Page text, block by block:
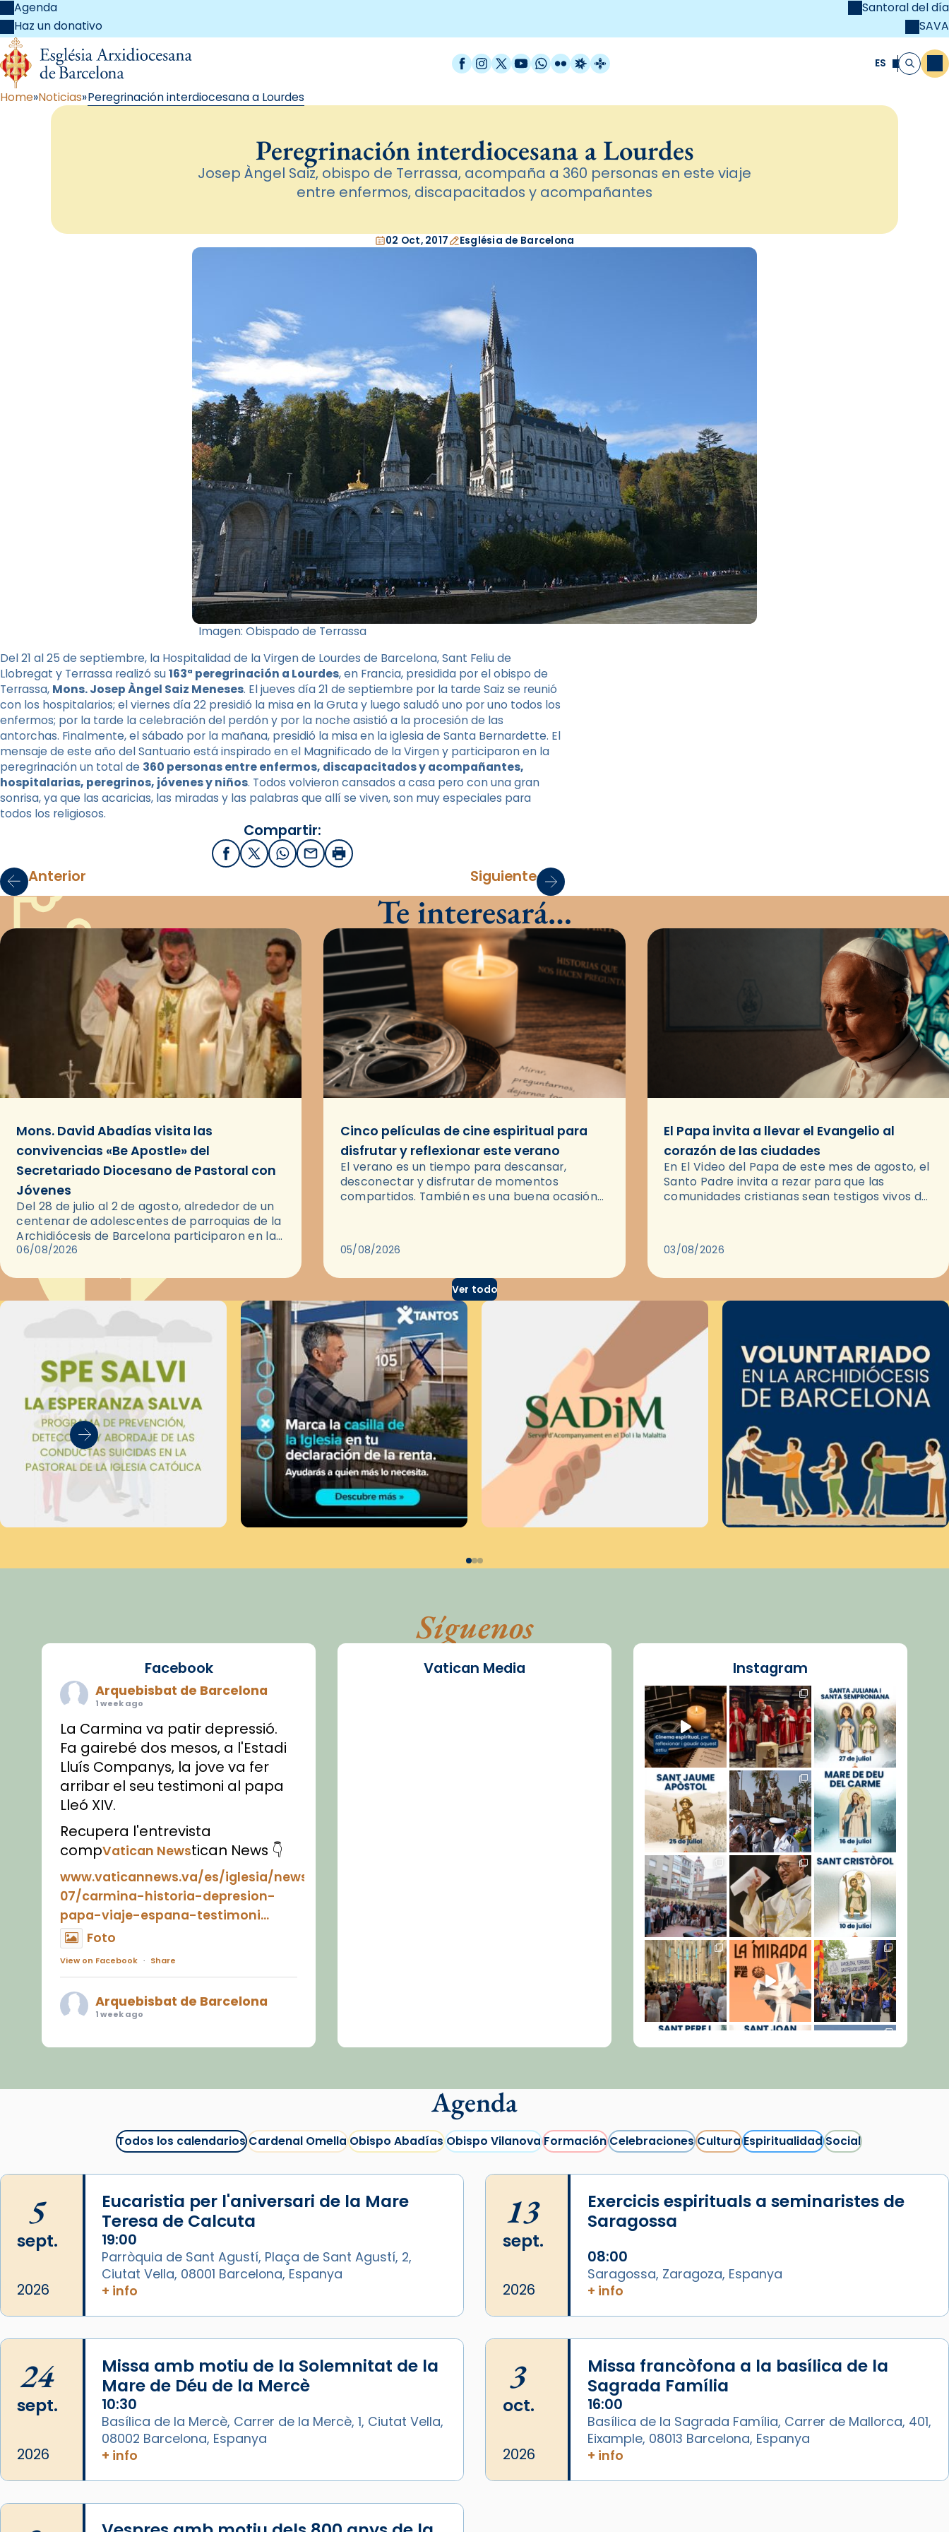
Agenda
Haz un donativo
Santoral del día
SAVA
Facebook
Instagram
X / Twitter
YouTube
WhatsApp
FlickrRadio Estel
Catalunya Cristiana ES Buscar
Home Noticias Peregrinación interdiocesana a Lourdes
Peregrinación interdiocesana a Lourdes
Josep Àngel Saiz, obispo de Terrassa, acompaña a 360 personas en este viaje
entre enfermos, discapacitados y acompañantes
02 Oct, 2017 Església de Barcelona
Imagen: Obispado de Terrassa
Del 21 al 25 de septiembre, la Hospitalidad de la Virgen de Lourdes de Barcelona, ​​Sant Feliu de
Llobregat y Terrassa realizó su163ª peregrinación a Lourdes, en Francia, presidida por el obispo de
Terrassa, Mons. Josep Àngel Saiz Meneses. El jueves día 21 de septiembre por la tarde Saiz se reunió
con los hospitalarios; el viernes día 22 presidió la misa en la Gruta y luego saludó uno por uno todos los
enfermos; por la tarde la celebración del perdón y por la noche asistió a la procesión de las
antorchas. Finalmente, el sábado por la mañana, presidió la misa en la iglesia de Santa Bernardette. El
mensaje de este año del Santuario está inspirado en el Magnificado de la Virgen y participaron en la
peregrinación un total de 360 ​​personas entre enfermos, discapacitados y acompañantes,
hospitalarias, peregrinos, jóvenes y niños. Todos volvieron cansados ​​a casa pero con una gran
sonrisa, ya que las acaricias, las miradas y las palabras que allí se viven, son muy especiales para
todos los religiosos.
Compartir:
FacebookX / Twitter
WhatsApp
EmailImprimir
Anterior Siguiente
Te interesará…
Mons. David Abadías visita las
convivencias «Be Apostle» del
Secretariado Diocesano de Pastoral con
Jóvenes
Del 28 de julio al 2 de agosto, alrededor de un
centenar de adolescentes de parroquias de la
Archidiócesis de Barcelona participaron en las
convivencias Be Apostle, organizadas por el
06/08/2026
Cinco películas de cine espiritual para
disfrutar y reflexionar este verano
El verano es un tiempo para descansar,
desconectar y disfrutar de momentos
compartidos. También es una buena ocasión
05/08/2026
El Papa invita a llevar el Evangelio al
corazón de las ciudades
En El Video del Papa de este mes de agosto, el
Santo Padre invita a rezar para que las
comunidades cristianas sean testigos vivos del
03/08/2026
Ver todo
Síguenos
Facebook
Arquebisbat de Barcelona
1 week ago
La Carmina va patir depressió.
Fa gairebé dos mesos, a l'Estadi
Lluís Companys, la jove va fer
arribar el seu testimoni al papa
Lleó XIV.
Recupera l'entrevista
compVatican Newstican News 👇
www.vaticannews.va/es/iglesia/news/2026-
07/carmina-historia-depresion-
papa-viaje-espana-testimoni...
Foto
View on Facebook · Share
Arquebisbat de Barcelona
1 week ago
juliol la missa de Les Santes de
📸 J. Merino
Foto
View on Facebook · Share
Arquebisbat de Barcelona
Catedral de Barcelona.
tingut lloc la missa d’acció de
gràcies en agraïment al comitè
organitzador de la visita
apostòlica del Sant Pare Lleó XIV
a Barcelona, i als col·laboradors,
a la Catedral de Barcelona.
cardenal Joan Josep Omella, ha
presidit la missa i l’ha
Vatican Media Instagram
Cargar más...
Agenda
Todos los calendariosCardenal OmellaObispo AbadíasObispo VilanovaFormaciónCelebracionesCulturaEspiritualidadSocial
5
sept.
2026
Eucaristia per l'aniversari de la Mare
Teresa de Calcuta
19:00
Parròquia de Sant Agustí, Plaça de Sant Agustí, 2,
Ciutat Vella, 08001 Barcelona, Espanya
+ info
13
sept.
2026
Exercicis espirituals a seminaristes de
Saragossa
08:00
Saragossa, Zaragoza, Espanya
+ info
24
sept.
2026
Missa amb motiu de la Solemnitat de la
Mare de Déu de la Mercè
10:30
Basílica de la Mercè, Carrer de la Mercè, 1, Ciutat Vella,
08002 Barcelona, Espanya
+ info
3
oct.
2026
Missa francòfona a la basílica de la
Sagrada Família
16:00
Basílica de la Sagrada Família, Carrer de Mallorca, 401,
Eixample, 08013 Barcelona, Espanya
+ info